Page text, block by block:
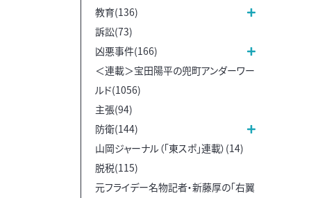
教育(136)
訴訟(73)
凶悪事件(166)
＜連載＞宝田陽平の兜町アンダーワー
ルド(1056)
主張(94)
防衛(144)
山岡ジャーナル（「東スポ」連載）(14)
脱税(115)
元フライデー名物記者・新藤厚の「右翼